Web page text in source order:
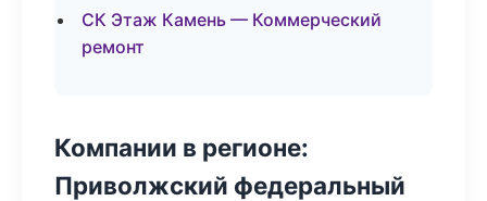
СК Этаж Камень — Коммерческий
ремонт
Компании в регионе:
Приволжский федеральный